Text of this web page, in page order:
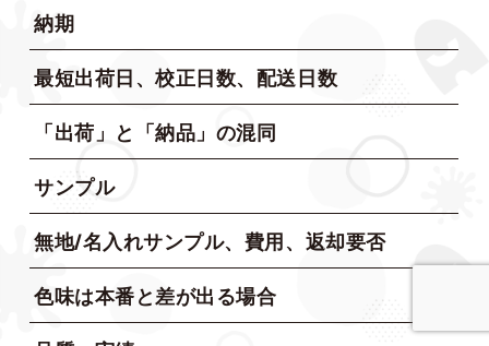
納期
最短出荷日、校正日数、配送日数
「出荷」と「納品」の混同
サンプル
無地/名入れサンプル、費用、返却要否
色味は本番と差が出る場合